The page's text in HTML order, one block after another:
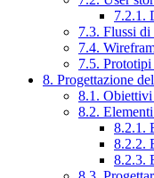
7.2.1.
7.3. Flussi di
7.4.
7.5.
8. Progettazione
8.1. Obiettivi
8.2.
8.2.1.
8.2.2.
8.2.3.